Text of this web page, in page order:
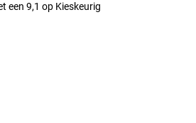
een 9,1 op Kieskeurig